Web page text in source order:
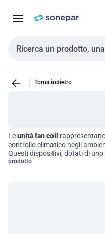
navigazione alla
Cerca input
Torna indietro
Leunità fan coil
controllo climatico negli
Questi dispositivi, dotati di
ventola, sono progettati per
prodotto